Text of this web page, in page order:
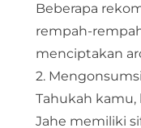
Beberapa
rempah-
menciptakan
2.
Tahukah
Jahe memiliki